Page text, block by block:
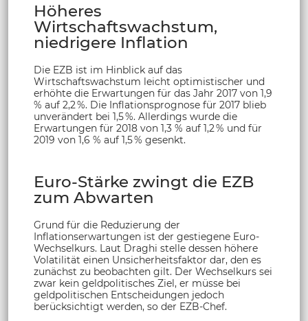
Höheres
Wirtschaftswachstum,
niedrigere Inflation
Die EZB ist im Hinblick auf das
Wirtschaftswachstum leicht optimistischer und
erhöhte die Erwartungen für das Jahr 2017 von 1,9
% auf 2,2 %. Die Inflationsprognose für 2017 blieb
unverändert bei 1,5 %. Allerdings wurde die
Erwartungen für 2018 von 1,3 % auf 1,2 % und für
2019 von 1,6 % auf 1,5 % gesenkt.
Euro-Stärke zwingt die EZB
zum Abwarten
Grund für die Reduzierung der
Inflationserwartungen ist der gestiegene Euro-
Wechselkurs. Laut Draghi stelle dessen höhere
Volatilität einen Unsicherheitsfaktor dar, den es
zunächst zu beobachten gilt. Der Wechselkurs sei
zwar kein geldpolitisches Ziel, er müsse bei
geldpolitischen Entscheidungen jedoch
berücksichtigt werden, so der EZB-Chef.